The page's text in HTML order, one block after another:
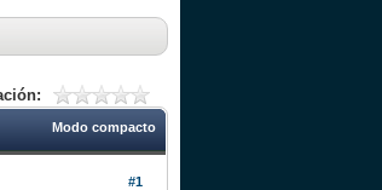
Modo compacto
#1